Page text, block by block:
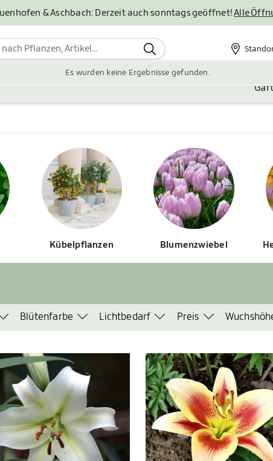
& Aschbach: Derzeit auch sonntags geöffnet!Alle
Es wurden keine Ergebnisse gefunden.
Kübelpflanzen Blumenzwiebel
Blütenfarbe Lichtbedarf Preis